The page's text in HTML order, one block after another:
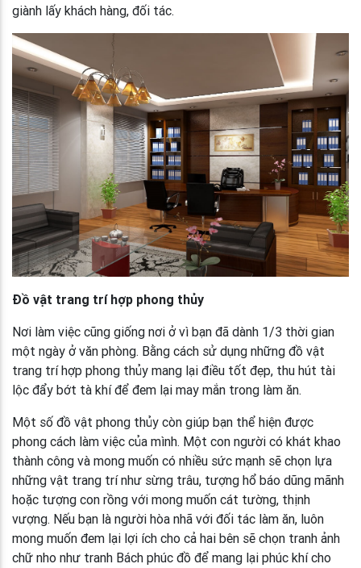
giành lấy khách hàng, đối tác.
Đồ vật trang trí hợp phong thủy
Nơi làm việc cũng giống nơi ở vì bạn đã dành 1/3 thời gian
một ngày ở văn phòng. Bằng cách sử dụng những đồ vật
trang trí hợp phong thủy mang lại điều tốt đẹp, thu hút tài
lộc đẩy bớt tà khí để đem lại may mắn trong làm ăn.
Một số đồ vật phong thủy còn giúp bạn thể hiện được
phong cách làm việc của mình. Một con người có khát khao
thành công và mong muốn có nhiều sức mạnh sẽ chọn lựa
những vật trang trí như sừng trâu, tượng hổ báo dũng mãnh
hoặc tượng con rồng với mong muốn cát tường, thịnh
vượng. Nếu bạn là người hòa nhã với đối tác làm ăn, luôn
mong muốn đem lại lợi ích cho cả hai bên sẽ chọn tranh ảnh
chữ nho như tranh Bách phúc đồ để mang lại phúc khí cho